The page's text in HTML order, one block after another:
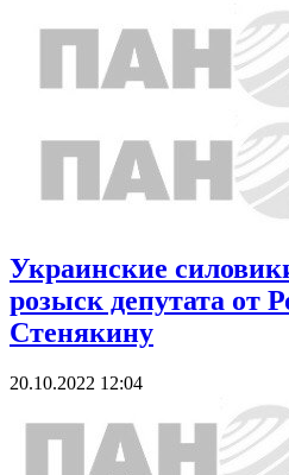
Украинские
розыск депутата от
Стенякину
20.10.2022 12:04